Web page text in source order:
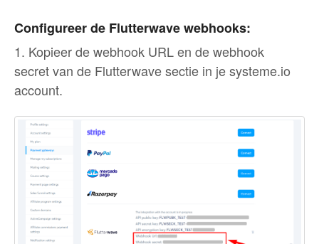
Configureer de Flutterwave webhooks:
1. Kopieer de webhook URL en de webhook
secret van de Flutterwave sectie in je systeme.io
account.